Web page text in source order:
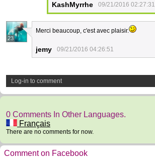
KashMyrrhe 09/21/2016 02:27:31
23
Merci beaucoup, c'est avec plaisir.
jemy 09/21/2016 04:26:51
Log-in to comment
0 Comments In Other Languages.
Français
There are no comments for now.
Comment on Facebook